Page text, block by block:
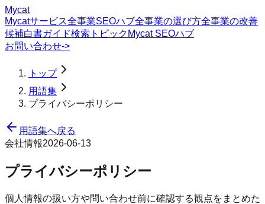
Mycat
Mycatサービス全事業SEOハブ全事業の選び方全事業の改善
候補白書ガイド検索トピック Mycat SEOハブ
お問い合わせ->
トップ
用語集
プライバシーポリシー
用語集へ戻る
会社情報2026-06-13
プライバシーポリシー
個人情報の扱い方や問い合わせ前に確認する観点をまとめた